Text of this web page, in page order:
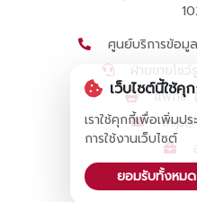
เว็บไซต์นี้ใช้คุ
เราใช้คุกกี้เพื่อเพิ่มป
การใช้งานเว็บไซต์
ยอมรับทั้งหมด
ศูนย์บริการข้อ
ฝ่ายขายโช
แฟกซ์: